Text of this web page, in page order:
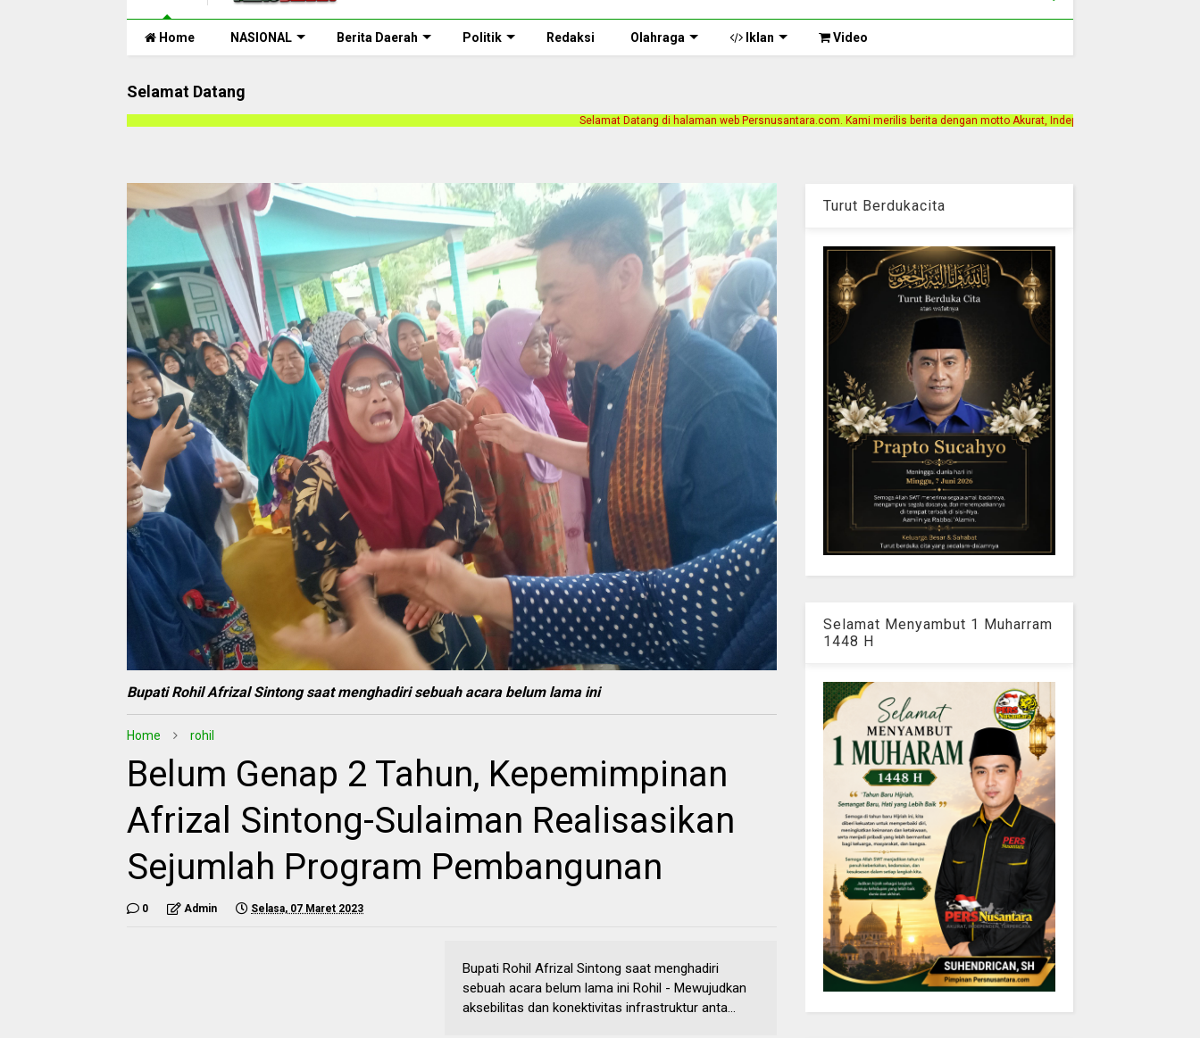
Home NASIONAL Berita Daerah Politik Redaksi Olahraga Iklan Video
Selamat Datang
Selamat Datang di halaman web Persnusantara.com. Kami merilis berita dengan motto Akurat, Independen, Terpercaya. Alamat Kantor Jalan Bintan
Bupati Rohil Afrizal Sintong saat menghadiri sebuah acara belum lama ini
Home rohil
Belum Genap 2 Tahun, Kepemimpinan
Afrizal Sintong-Sulaiman Realisasikan
Sejumlah Program Pembangunan
0 Admin Selasa, 07 Maret 2023
Bupati Rohil Afrizal Sintong saat menghadiri
sebuah acara belum lama ini Rohil - Mewujudkan
aksebilitas dan konektivitas infrastruktur anta...
Turut Berdukacita
Selamat Menyambut 1 Muharram
1448 H